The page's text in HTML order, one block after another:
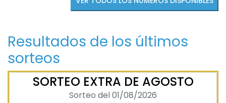
Resultados de los últimos
sorteos
SORTEO EXTRA DE AGOSTO
Sorteo del 01/08/2026